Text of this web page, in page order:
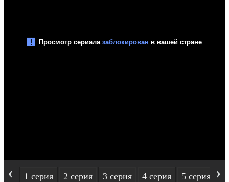
‹ 1 серия 2 серия 3 серия 4 серия 5 серия ›